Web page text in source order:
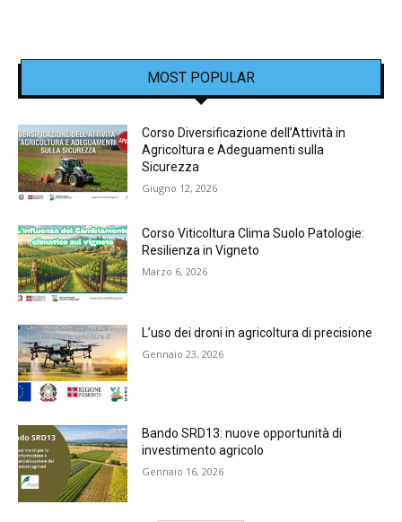
MOST POPULAR
Corso Diversificazione dell’Attività in
Agricoltura e Adeguamenti sulla
Sicurezza
Giugno 12, 2026
Corso Viticoltura Clima Suolo Patologie:
Resilienza in Vigneto
Marzo 6, 2026
L’uso dei droni in agricoltura di precisione
Gennaio 23, 2026
Bando SRD13: nuove opportunità di
investimento agricolo
Gennaio 16, 2026